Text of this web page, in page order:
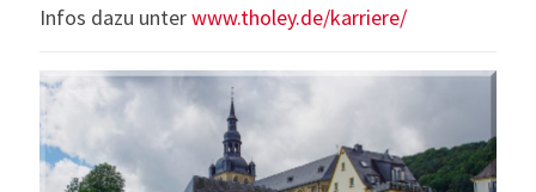
Infos dazu unterwww.tholey.de/karriere/